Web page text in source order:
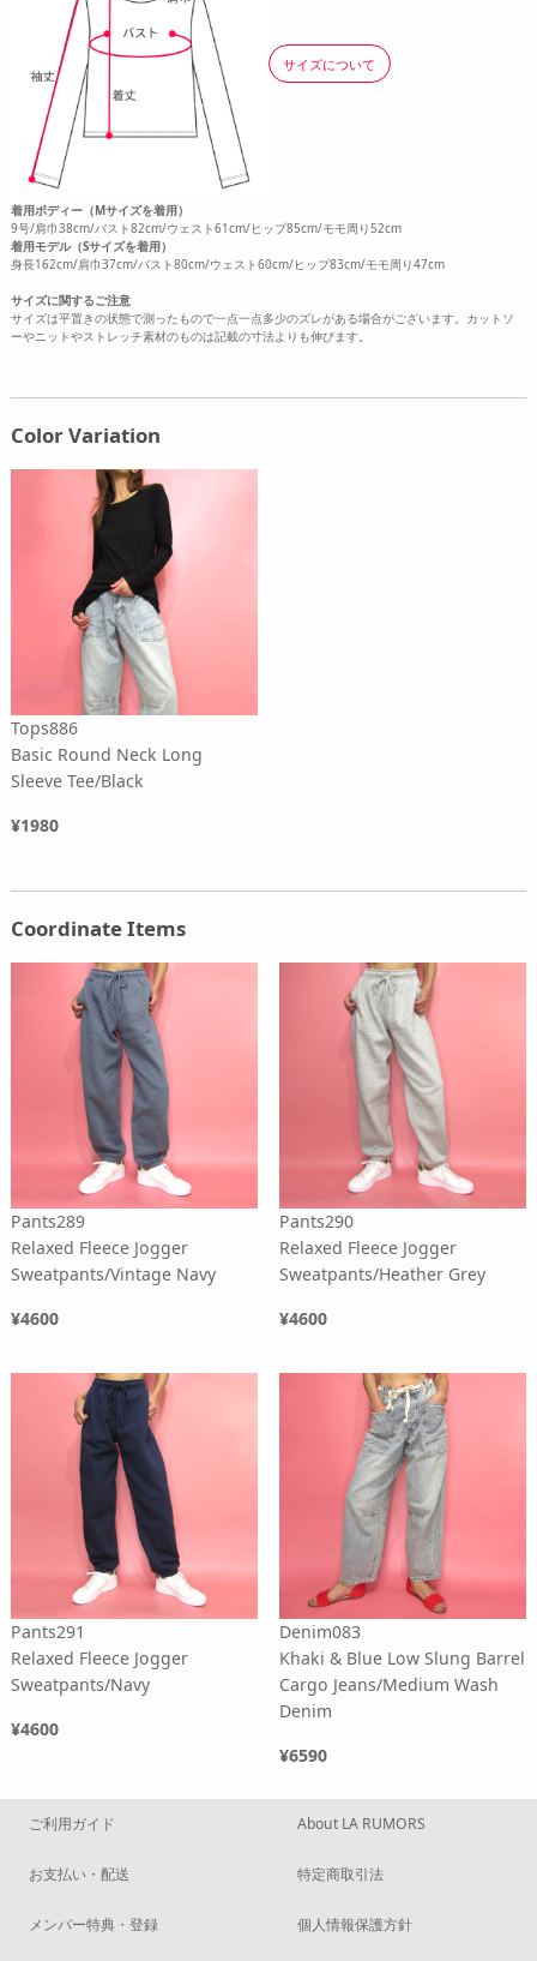
サイズについて
着用ボディー（Mサイズを着用）
9号/肩巾38cm/バスト82cm/ウェスト61cm/ヒップ85cm/モモ周り52cm
着用モデル（Sサイズを着用）
身長162cm/肩巾37cm/バスト80cm/ウェスト60cm/ヒップ83cm/モモ周り47cm
サイズに関するご注意
サイズは平置きの状態で測ったもので一点一点多少のズレがある場合がございます。カットソ
ーやニットやストレッチ素材のものは記載の寸法よりも伸びます。
Color Variation
Tops886
Basic Round Neck Long
Sleeve Tee/Black
¥1980
Coordinate Items
Pants289
Relaxed Fleece Jogger
Sweatpants/Vintage Navy
¥4600
Pants290
Relaxed Fleece Jogger
Sweatpants/Heather Grey
¥4600
Pants291
Relaxed Fleece Jogger
Sweatpants/Navy
¥4600
Denim083
Khaki & Blue Low Slung Barrel
Cargo Jeans/Medium Wash
Denim
¥6590
ご利用ガイド
お支払い・配送
メンバー特典・登録
About LA RUMORS
特定商取引法
個人情報保護方針